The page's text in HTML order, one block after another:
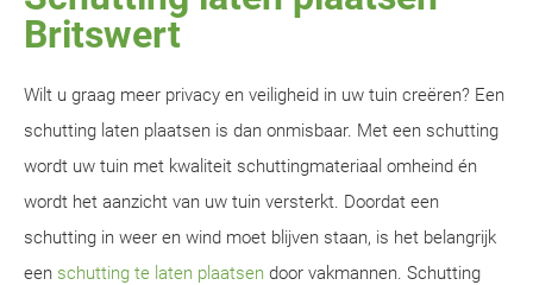
Britswert
Wilt u graag meer privacy en veiligheid in uw tuin creëren? Een
schutting laten plaatsen is dan onmisbaar. Met een schutting
wordt uw tuin met kwaliteit schuttingmateriaal omheind én
wordt het aanzicht van uw tuin versterkt. Doordat een
schutting in weer en wind moet blijven staan, is het belangrijk
een schutting te laten plaatsen door vakmannen. Schutting